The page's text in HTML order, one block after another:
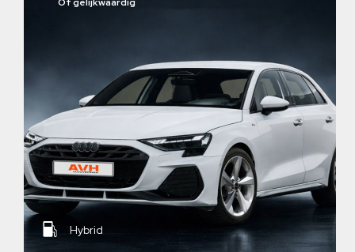
Of gelijkwaardig
Hybrid